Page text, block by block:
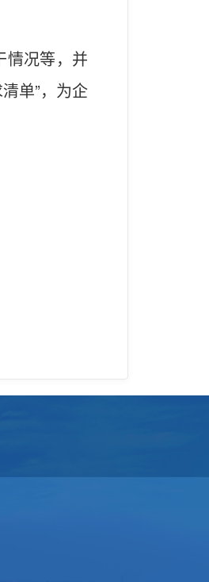
情况等，并
单”，为企